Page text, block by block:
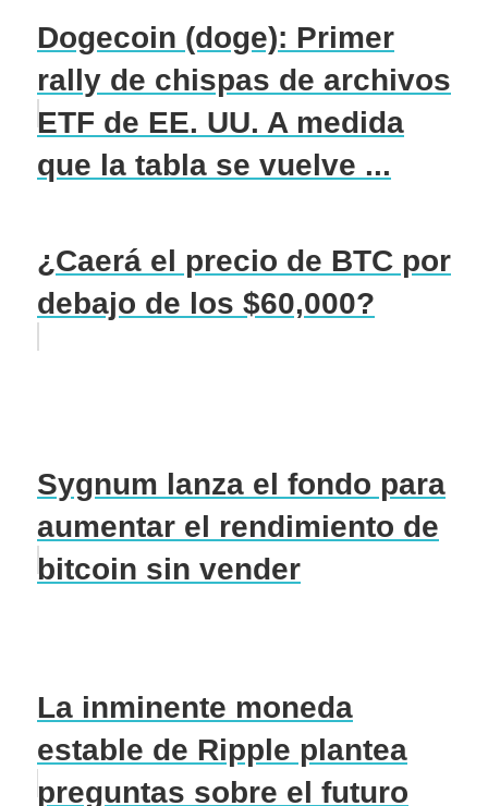
Dogecoin (doge): Primer
rally de chispas de archivos
ETF de EE. UU. A medida
que la tabla se vuelve ...
¿Caerá el precio de BTC por
debajo de los $60,000?
Sygnum lanza el fondo para
aumentar el rendimiento de
bitcoin sin vender
La inminente moneda
estable de Ripple plantea
preguntas sobre el futuro